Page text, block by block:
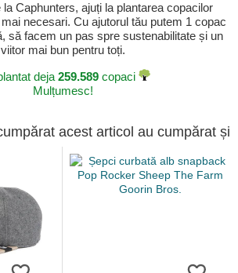
Caphunters, ajuți la plantarea copacilor
necesari. Cu ajutorul tău putem 1 copac
să facem un pas spre sustenabilitate și un
viitor mai bun pentru toți.
deja 259.589copaci
Mulțumesc!
acest articol au cumpărat și